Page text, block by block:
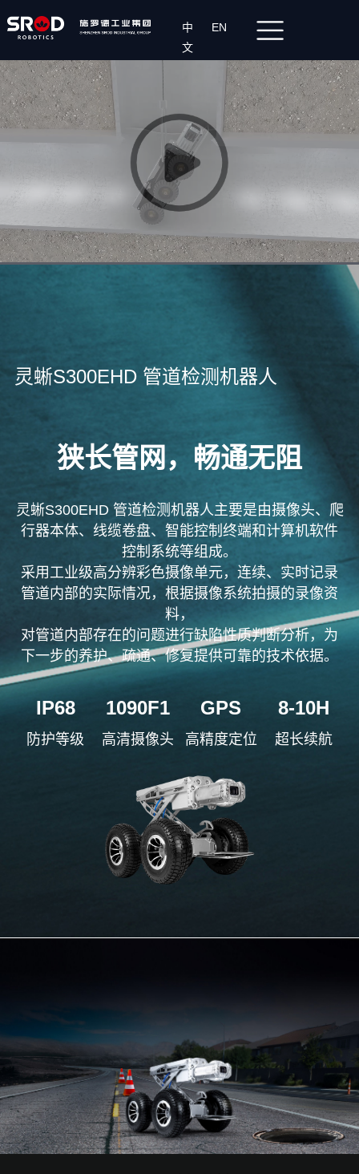
中
文
EN
灵蜥S300EHD 管道检测机器人
狭长管网，畅通无阻
灵蜥S300EHD 管道检测机器人主要是由摄像头、爬
行器本体、线缆卷盘、智能控制终端和计算机软件
控制系统等组成。
采用工业级高分辨彩色摄像单元，连续、实时记录
管道内部的实际情况，根据摄像系统拍摄的录像资
料，
对管道内部存在的问题进行缺陷性质判断分析， 为
下一步的养护、疏通、修复提供可靠的技术依据。
IP68 1090F1 GPS 8-10H
防护等级 高清摄像头 高精度定位 超长续航